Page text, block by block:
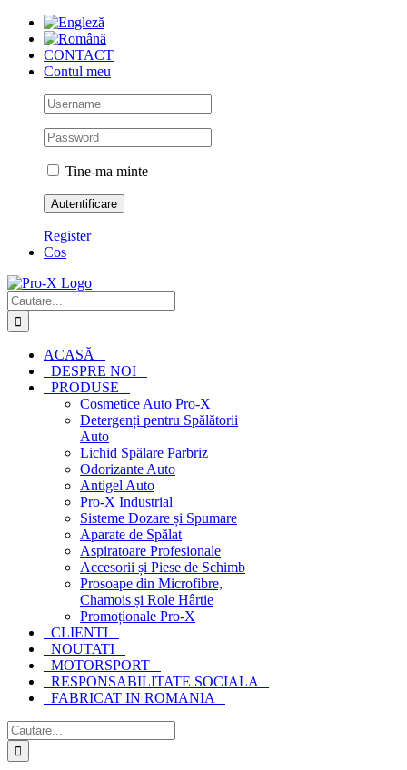
Skip
contentCONTACT
Contul meu
Tine-ma minte
Register
Cos
Cautare...
ACASĂ
DESPRE NOI
PRODUSE
Cosmetice Auto Pro-X
Detergenți pentru Spălătorii
Auto
Lichid Spălare Parbriz
Odorizante Auto
Antigel Auto
Pro-X Industrial
Sisteme Dozare și Spumare
Aparate de Spălat
Aspiratoare Profesionale
Accesorii și Piese de Schimb
Prosoape din Microfibre,
Chamois și Role Hârtie
Promoționale Pro-X
CLIENTI
NOUTATI
MOTORSPORT
RESPONSABILITATE SOCIALA
FABRICAT IN ROMANIA
Cautare...